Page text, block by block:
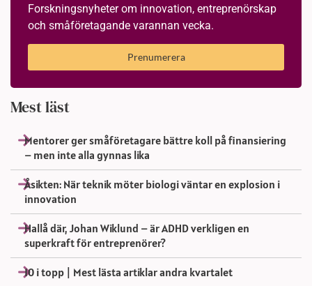
Forskningsnyheter om innovation, entreprenörskap
och småföretagande varannan vecka.
Prenumerera
Mest läst
Mentorer ger småföretagare bättre koll på finansiering
– men inte alla gynnas lika
Åsikten: När teknik möter biologi väntar en explosion i
innovation
Hallå där, Johan Wiklund – är ADHD verkligen en
superkraft för entreprenörer?
10 i topp | Mest lästa artiklar andra kvartalet